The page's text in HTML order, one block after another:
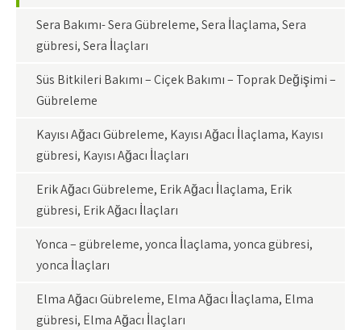
Sera Bakımı- Sera Gübreleme, Sera İlaçlama, Sera
gübresi, Sera İlaçları
Süs Bitkileri Bakımı – Çiçek Bakımı – Toprak Değişimi –
Gübreleme
Kayısı Ağacı Gübreleme, Kayısı Ağacı İlaçlama, Kayısı
gübresi, Kayısı Ağacı İlaçları
Erik Ağacı Gübreleme, Erik Ağacı İlaçlama, Erik
gübresi, Erik Ağacı İlaçları
Yonca – gübreleme, yonca İlaçlama, yonca gübresi,
yonca İlaçları
Elma Ağacı Gübreleme, Elma Ağacı İlaçlama, Elma
gübresi, Elma Ağacı İlaçları